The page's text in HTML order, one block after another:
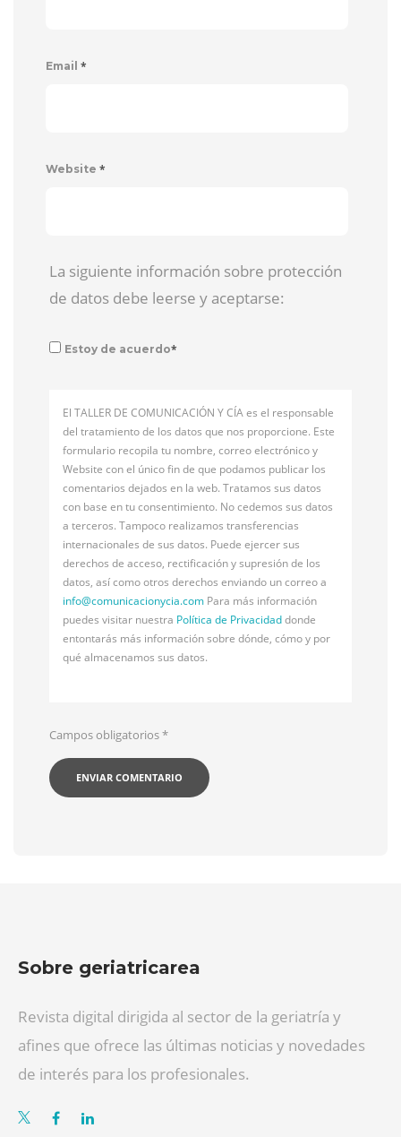
Email *
Website *
La siguiente información sobre protección
de datos debe leerse y aceptarse:
Estoy de acuerdo*
El TALLER DE COMUNICACIÓN Y CÍA es el responsable
del tratamiento de los datos que nos proporcione. Este
formulario recopila tu nombre, correo electrónico y
Website con el único fin de que podamos publicar los
comentarios dejados en la web. Tratamos sus datos
con base en tu consentimiento. No cedemos sus datos
a terceros. Tampoco realizamos transferencias
internacionales de sus datos. Puede ejercer sus
derechos de acceso, rectificación y supresión de los
datos, así como otros derechos enviando un correo a
info@comunicacionycia.com Para más información
puedes visitar nuestra Política de Privacidaddonde
entontarás más información sobre dónde, cómo y por
qué almacenamos sus datos.
Campos obligatorios*
Sobre geriatricarea
Revista digital dirigida al sector de la geriatría y
afines que ofrece las últimas noticias y novedades
de interés para los profesionales.